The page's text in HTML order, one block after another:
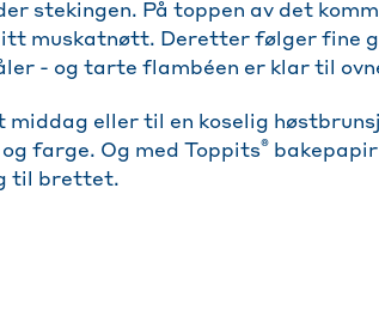
stekingen. På toppen av det
muskatnøtt. Deretter følger fine
- og tarte flambéen er klar til
middag eller til en koselig
farge. Og med Toppits®
til brettet.